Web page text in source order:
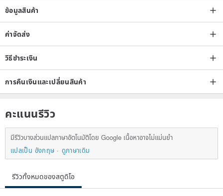
ข้อมูลสินค้า
ค่าจัดส่ง
วิธีชำระเงิน
การคืนเงินและเปลี่ยนสินค้า
คะแนนรีวิว
มีรีวิวบางส่วนแปลภาษาอัตโนมัติโดย Google เนื้อหาอาจไม่แม่นยำ
แปลเป็น อังกฤษ
ดูภาษาเดิม
รีวิวทั้งหมดของสตูดิโอ